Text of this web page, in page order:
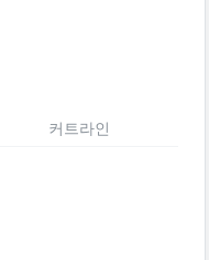
커트라인